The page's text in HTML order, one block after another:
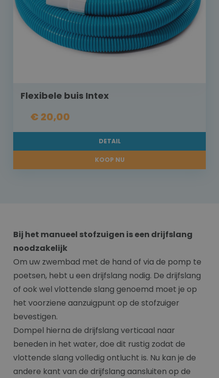
Flexibele buis Intex
€ 20,00
DETAIL
KOOP NU
Bij het manueel stofzuigen is een drijfslang
noodzakelijk
Om uw zwembad met de hand of via de pomp te
poetsen, hebt u een drijfslang nodig. De drijfslang
of ook wel vlottende slang genoemd moet je op
het voorziene aanzuigpunt op de stofzuiger
bevestigen.
Dompel hierna de drijfslang verticaal naar
beneden in het water, doe dit rustig zodat de
vlottende slang volledig ontlucht is. Nu kan je de
andere kant van de drijfslang aansluiten op de